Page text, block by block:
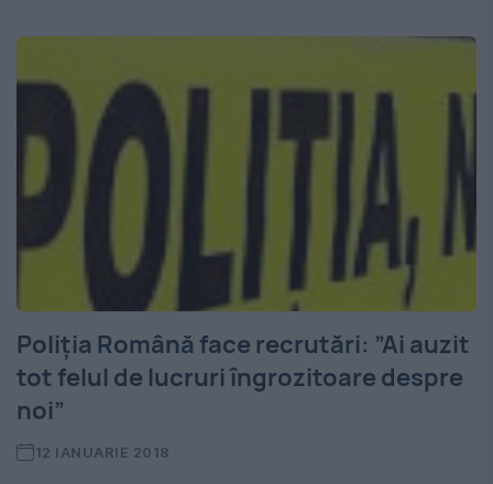
Poliția Română face recrutări: ”Ai auzit
tot felul de lucruri îngrozitoare despre
noi”
12 IANUARIE 2018